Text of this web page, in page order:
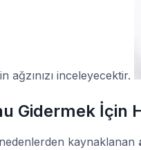
ağzınızı inceleyecektir.
Gidermek İçin
kaynaklanan